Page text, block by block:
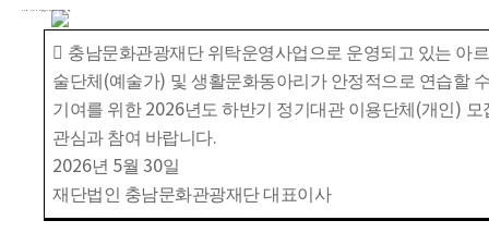
 충남문화관광재단 위탁운영사업으로 운영되고 있는 아
술단체 (예술가) 및 생활문화동아리가 안정적으로 연습할
기여를 위한 2026년도 하반기 정기대관 이용단체 (개인 ) 모
관심과 참여 바랍니다.
2026년 5월 30일
재단법인 충남문화관광재단 대표이사